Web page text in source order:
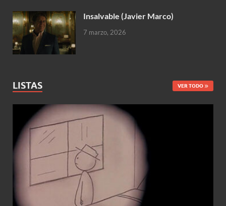
Insalvable (Javier Marco)
7 marzo, 2026
LISTAS VER TODO